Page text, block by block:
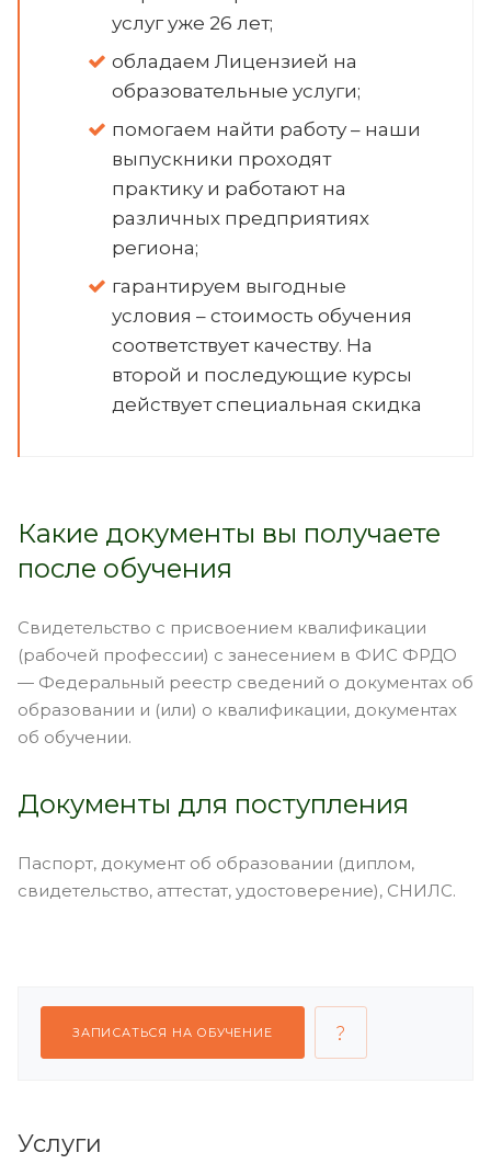
услуг уже 26 лет;
обладаем Лицензией на
образовательные услуги;
помогаем найти работу – наши
выпускники проходят
практику и работают на
различных предприятиях
региона;
гарантируем выгодные
условия – стоимость обучения
соответствует качеству. На
второй и последующие курсы
действует специальная скидка
Какие документы вы получаете
после обучения
Свидетельство с присвоением квалификации
(рабочей профессии) с занесением в ФИС ФРДО
— Федеральный реестр сведений о документах об
образовании и (или) о квалификации, документах
об обучении.
Документы для поступления
Паспорт, документ об образовании (диплом,
свидетельство, аттестат, удостоверение), СНИЛС.
ЗАПИСАТЬСЯ НА ОБУЧЕНИЕ
Услуги